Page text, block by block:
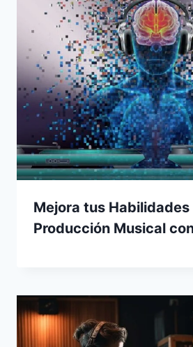
Mejora tus Habilidades
Producción Musical